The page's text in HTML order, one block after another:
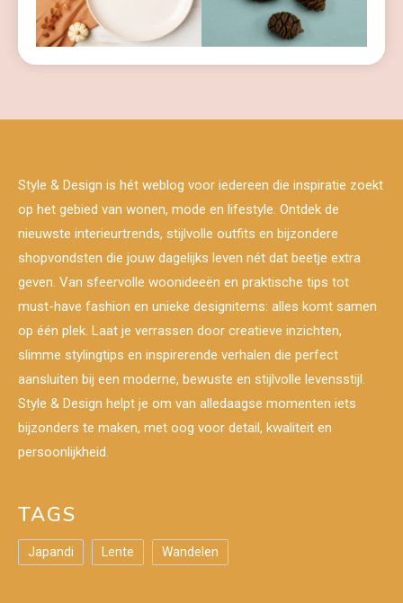
Style & Design is hét weblog voor iedereen die inspiratie zoekt
op het gebied van wonen, mode en lifestyle. Ontdek de
nieuwste interieurtrends, stijlvolle outfits en bijzondere
shopvondsten die jouw dagelijks leven nét dat beetje extra
geven. Van sfeervolle woonideeën en praktische tips tot
must-have fashion en unieke designitems: alles komt samen
op één plek. Laat je verrassen door creatieve inzichten,
slimme stylingtips en inspirerende verhalen die perfect
aansluiten bij een moderne, bewuste en stijlvolle levensstijl.
Style & Design helpt je om van alledaagse momenten iets
bijzonders te maken, met oog voor detail, kwaliteit en
persoonlijkheid.
TAGS
Japandi Lente Wandelen